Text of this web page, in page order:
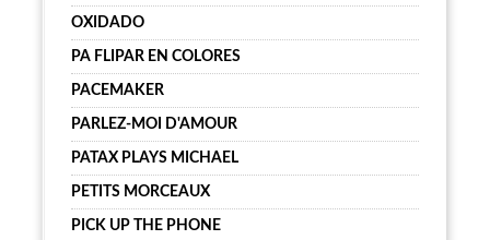
OXIDADO
PA FLIPAR EN COLORES
PACEMAKER
PARLEZ-MOI D'AMOUR
PATAX PLAYS MICHAEL
PETITS MORCEAUX
PICK UP THE PHONE